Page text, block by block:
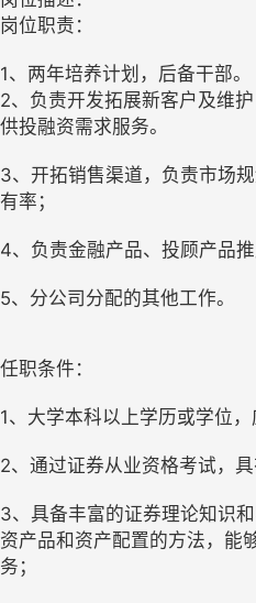
岗位职责：
1、两年培养计划，后备干部。
2、负责开发拓展新客户及维
供投融资需求服务。
3、开拓销售渠道，负责市场
有率；
4、负责金融产品、投顾产品推
5、分公司分配的其他工作。
任职条件：
1、大学本科以上学历或学位，
2、通过证券从业资格考试，具
3、具备丰富的证券理论知识
资产品和资产配置的方法，能
务；